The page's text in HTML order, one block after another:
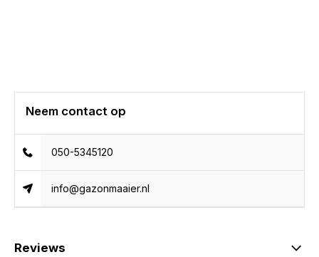
Neem contact op
050-5345120
info@gazonmaaier.nl
Reviews